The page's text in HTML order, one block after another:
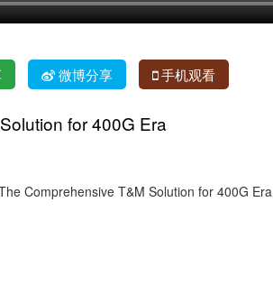
微博分享 手机观看
for 400G Era
Comprehensive T&M Solution for 400G Era